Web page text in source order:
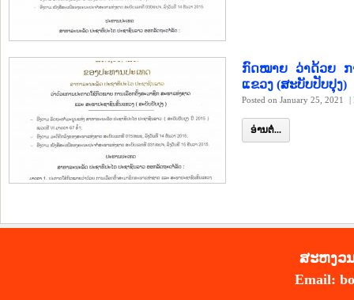
ກົດ​ໝາຍ ວ່າ​ດ້ວຍ ​ກ
ແຂວງ (ສະ​ບັບ​ປັບ​ປຸງ)
Posted on January 25, 2021 |
ອ່ານຕໍ່...
ສະ​ຫງວ
Email: